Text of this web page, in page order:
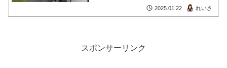
2025.01.22 れいさ
スポンサーリンク